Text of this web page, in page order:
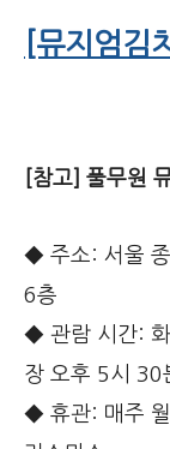
[뮤지엄김
[참고] 풀무원
◆ 주소: 서울
6층
◆ 관람 시간:
장 오후 5시 30
◆ 휴관: 매주